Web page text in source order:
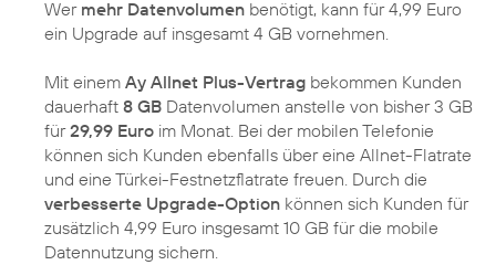
Wer mehr Datenvolumen benötigt, kann für 4,99 Euro
ein Upgrade auf insgesamt 4 GB vornehmen.
Mit einem Ay Allnet Plus-Vertrag bekommen Kunden
dauerhaft 8 GB Datenvolumen anstelle von bisher 3 GB
für29,99 Euro im Monat. Bei der mobilen Telefonie
können sich Kunden ebenfalls über eine Allnet-Flatrate
und eine Türkei-Festnetzflatrate freuen. Durch die
verbesserte Upgrade-Option können sich Kunden für
zusätzlich 4,99 Euro insgesamt 10 GB für die mobile
Datennutzung sichern.